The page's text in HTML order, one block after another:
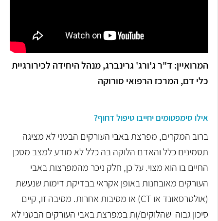
המרואיין: ד"ר ג'ורג' גרינברג, מנהל היחידה לכירורגיית
כלי דם, המרכז הרפואי סורוקה
אילו סימפטומים יחייבו טיפול דחוף?
ברוב המקרים, מפרצת באבי העורקים הבטני לא מציגה
תסמינים כלל והאדם הלוקה בה כלל לא מודע למצב מסכן
החיים בו הוא מצוי. על כן, חלק ניכר מהמפרצות באבי
העורקים מאובחנות באופן אקראי בבדיקת דימות שנעשת
(אולטרסאונד או CT) או מסיבות אחרות. מסיבה זו,
קיים
סיכון גבוה שהלוקים/ות במפרצת באבי העורקים הבטני לא